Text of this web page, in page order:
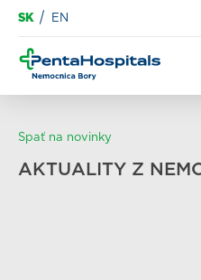
SK EN
Spať na novinky
AKTUALITY Z